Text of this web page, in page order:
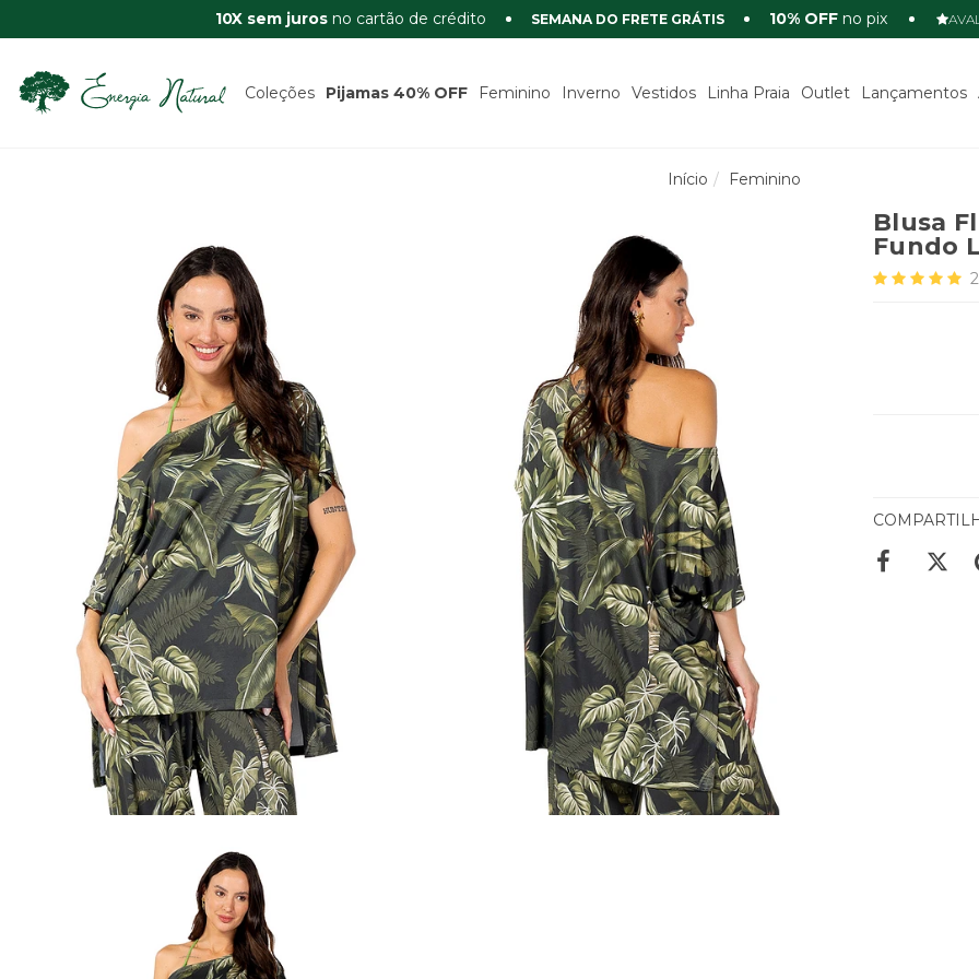
10X sem jurosno cartão de crédito SEMANA DO FRETE GRÁTIS 10% OFF no pix
Coleções Pijamas 40% OFF Feminino Inverno Vestidos Linha Praia Outlet Lançamentos
Início Feminino
Blusa
Fundo
2